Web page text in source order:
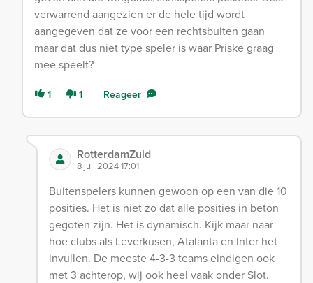
verwarrend aangezien er de hele tijd wordt
aangegeven dat ze voor een rechtsbuiten gaan
maar dat dus niet type speler is waar Priske graag
mee speelt?
1 1 Reageer
RotterdamZuid
8 juli 2024 17:01
Buitenspelers kunnen gewoon op een van die 10
posities. Het is niet zo dat alle posities in beton
gegoten zijn. Het is dynamisch. Kijk maar naar
hoe clubs als Leverkusen, Atalanta en Inter het
invullen. De meeste 4-3-3 teams eindigen ook
met 3 achterop, wij ook heel vaak onder Slot.